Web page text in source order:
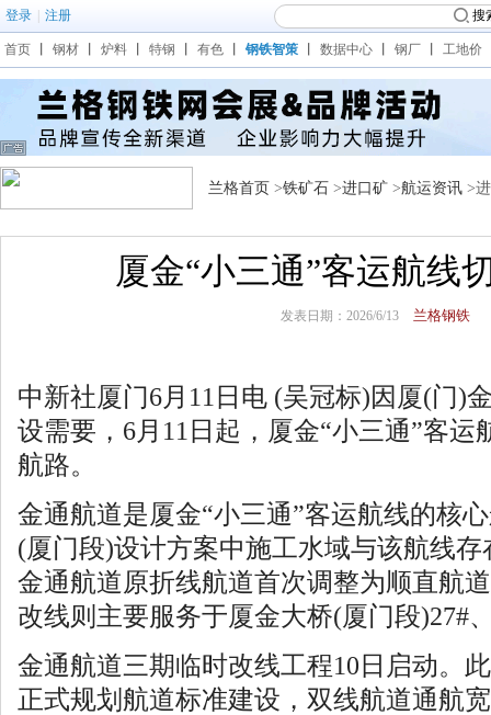
登录 注册 搜
首页 钢材 炉料 特钢 有色 钢铁智策 数据中心 钢厂 工地价
兰格首页 >铁矿石 >进口矿 >航运资讯 >
厦金“小三通”客运航线
发表日期：2026/6/13 兰格钢铁
中新社厦门6月11日电 (吴冠标)因厦(门)
设需要，6月11日起，厦金“小三通”客运
航路。
金通航道是厦金“小三通”客运航线的核
(厦门段)设计方案中施工水域与该航线存
金通航道原折线航道首次调整为顺直航
改线则主要服务于厦金大桥(厦门段)27#
金通航道三期临时改线工程10日启动。
正式规划航道标准建设，双线航道通航